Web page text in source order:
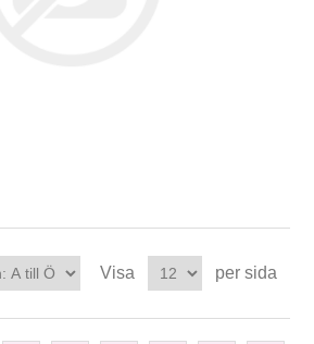
Visa per sida